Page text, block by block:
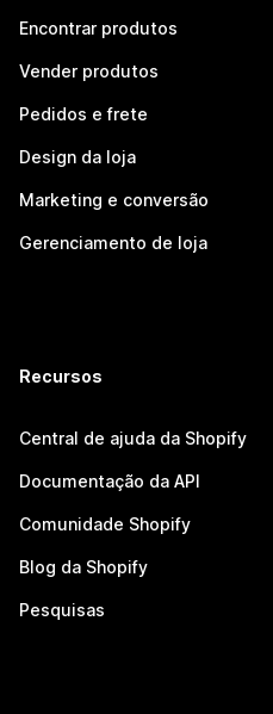
Encontrar produtos
Vender produtos
Pedidos e frete
Design da loja
Marketing e conversão
Gerenciamento de loja
Recursos
Central de ajuda da Shopify
Documentação da API
Comunidade Shopify
Blog da Shopify
Pesquisas